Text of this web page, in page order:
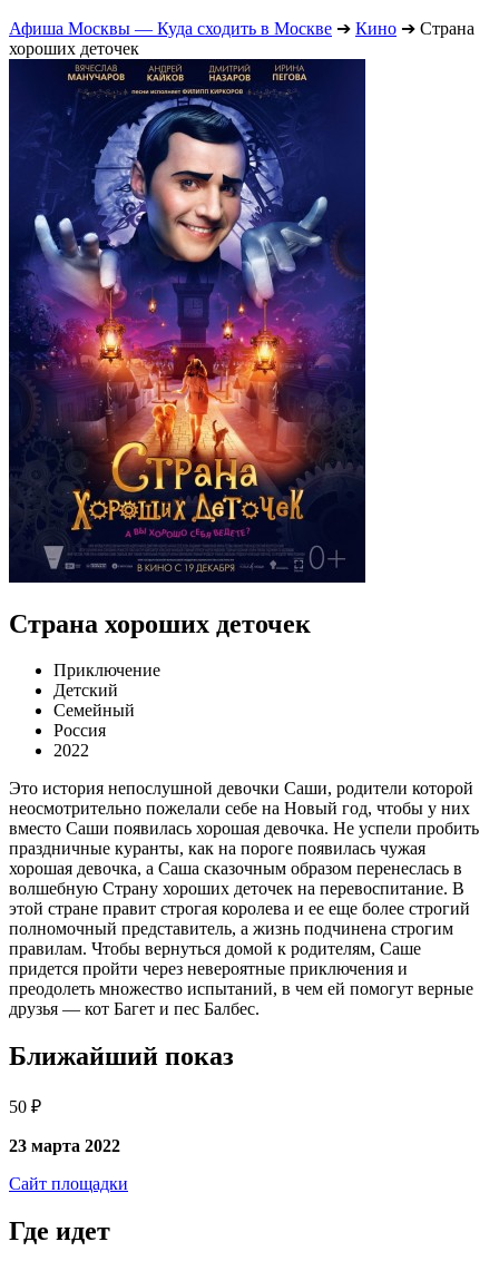
Афиша Москвы — Куда сходить в Москве ➔ Кино ➔ Страна
хороших деточек
Страна хороших деточек
Приключение
Детский
Семейный
Россия
2022
Это история непослушной девочки Саши, родители которой
неосмотрительно пожелали себе на Новый год, чтобы у них
вместо Саши появилась хорошая девочка. Не успели пробить
праздничные куранты, как на пороге появилась чужая
хорошая девочка, а Саша сказочным образом перенеслась в
волшебную Страну хороших деточек на перевоспитание. В
этой стране правит строгая королева и ее еще более строгий
полномочный представитель, а жизнь подчинена строгим
правилам. Чтобы вернуться домой к родителям, Саше
придется пройти через невероятные приключения и
преодолеть множество испытаний, в чем ей помогут верные
друзья — кот Багет и пес Балбес.
Ближайший показ
50 ₽
23 марта 2022
Сайт площадки
Где идет